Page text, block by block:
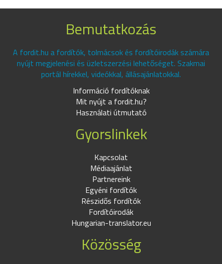
Bemutatkozás
A fordit.hu a fordítók, tolmácsok és fordítóirodák számára
nyújt megjelenési és üzletszerzési lehetőséget. Szakmai
portál hírekkel, videókkal, állásajánlatokkal.
Információ fordítóknak
Mit nyújt a fordit.hu?
Használati útmutató
Gyorslinkek
Kapcsolat
Médiaajánlat
Partnereink
Egyéni fordítók
Részidős fordítók
Fordítóirodák
Hungarian-translator.eu
Közösség